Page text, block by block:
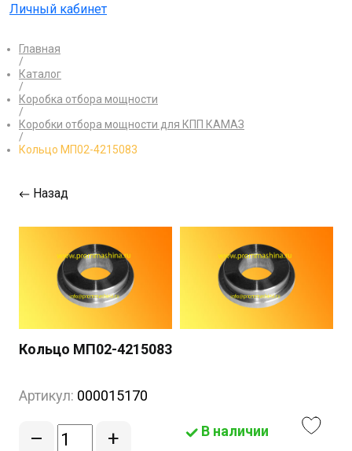
Личный кабинет
Главная
/
Каталог
/
Коробка отбора мощности
/
Коробки отбора мощности для КПП КАМАЗ
/
Кольцо МП02-4215083
Назад
Кольцо МП02-4215083
Артикул: 000015170
– + В наличии